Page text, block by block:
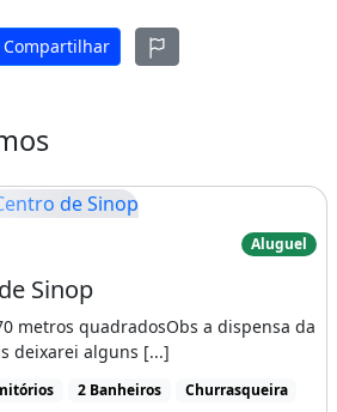
Compartilhar
de Sinop Aluguel
Sinop
metros quadradosObs a dispensa da
deixarei alguns [...]
2 Banheiros Churrasqueira